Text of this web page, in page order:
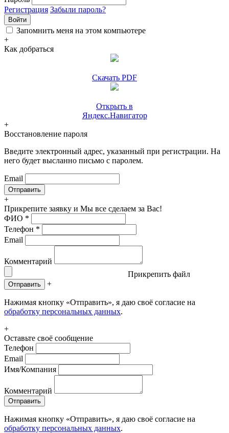
Регистрация Забыли пароль?
Войти
Запомнить меня на этом компьютере
+
Как добраться
Скачать PDF
Открыть в
Яндекс.Навигатор
+
Восстановление пароля
Введите электронный адрес, указанный при регистрации. На
него будет высланно письмо с паролем.
Email
+
Прикрепите заявку и Мы все сделаем за Вас!
ФИО *
Телефон *
Email
Комментарий
Прикрепить файл
Отправить +
Нажимая кнопку «Отправить», я даю своё согласие на
обработку персональных данных.
+
Оставьте своё сообщение
Телефон
Email
Имя/Компания
Комментарий
Отправить
Нажимая кнопку «Отправить», я даю своё согласие на
обработку персональных данных.